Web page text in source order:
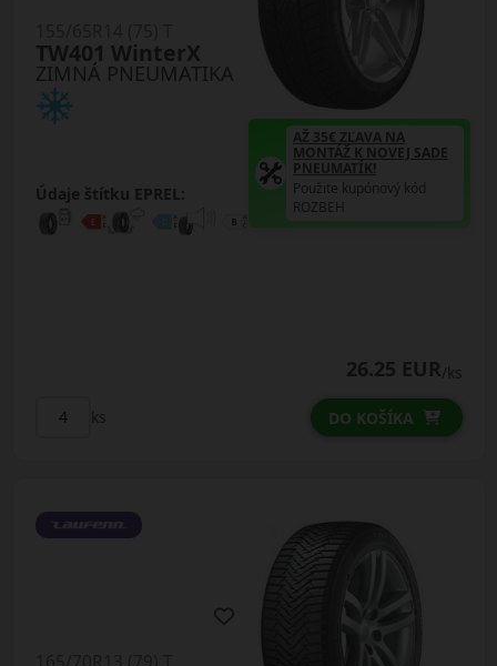
ZIMNÁ PNEUMATIKA
TW401 WinterX
Údaje štítku EPREL:
AŽ 35€ ZĽAVA NA
MONTÁŽ K NOVEJ SADE
PNEUMATÍK!
Použite kupónový kód
ROZBEH
26.25 EUR/ks
ks DO KOŠÍKA